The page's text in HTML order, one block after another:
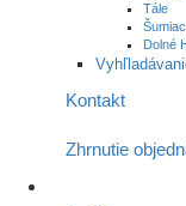
Tále
Šumiac
Dolné
Kontakt
Zhrnutie